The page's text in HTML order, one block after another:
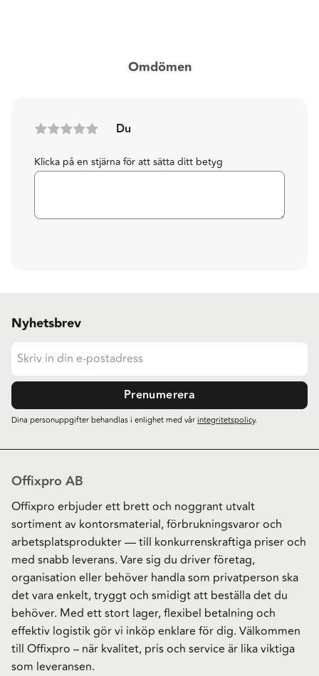
Omdömen
Du
Klicka på en stjärna för att sätta ditt betyg
Nyhetsbrev
Prenumerera
Dina personuppgifter behandlas i enlighet med vårintegritetspolicy.
Offixpro AB
Offixpro erbjuder ett brett och noggrant utvalt
sortiment av kontorsmaterial, förbrukningsvaror och
arbetsplatsprodukter — till konkurrenskraftiga priser och
med snabb leverans. Vare sig du driver företag,
organisation eller behöver handla som privatperson ska
det vara enkelt, tryggt och smidigt att beställa det du
behöver. Med ett stort lager, flexibel betalning och
effektiv logistik gör vi inköp enklare för dig. Välkommen
till Offixpro – när kvalitet, pris och service är lika viktiga
som leveransen.